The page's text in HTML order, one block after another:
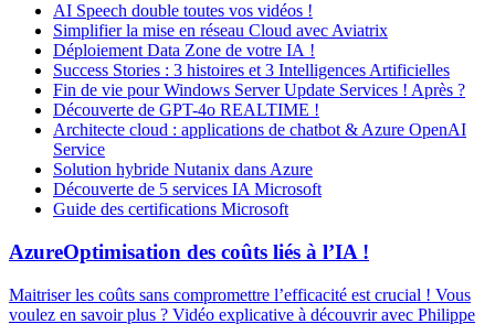
AI Speech double toutes vos vidéos !
Simplifier la mise en réseau Cloud avec Aviatrix
Déploiement Data Zone de votre IA !
Success Stories : 3 histoires et 3 Intelligences Artificielles
Fin de vie pour Windows Server Update Services ! Après ?
Découverte de GPT-4o REALTIME !
Architecte cloud : applications de chatbot & Azure OpenAI
Service
Solution hybride Nutanix dans Azure
Découverte de 5 services IA Microsoft
Guide des certifications Microsoft
AzureOptimisation des coûts liés à l’IA !
Maitriser les coûts sans compromettre l’efficacité est crucial ! Vous
voulez en savoir plus ? Vidéo explicative à découvrir avec Philippe